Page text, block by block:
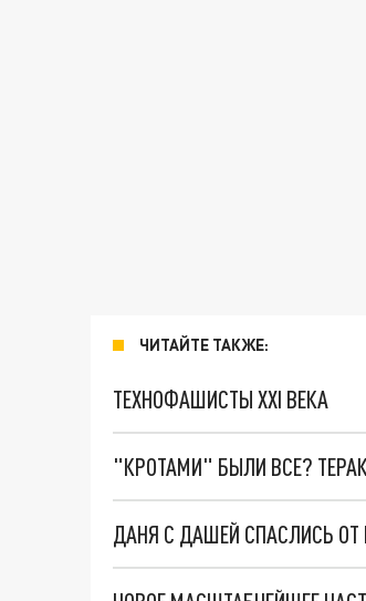
ЧИТАЙТЕ ТАКЖЕ:
ТЕХНОФАШИСТЫ XXI ВЕКА
"КРОТАМИ" БЫЛИ ВСЕ?
ДАНЯ С ДАШЕЙ СПАСЛИСЬ